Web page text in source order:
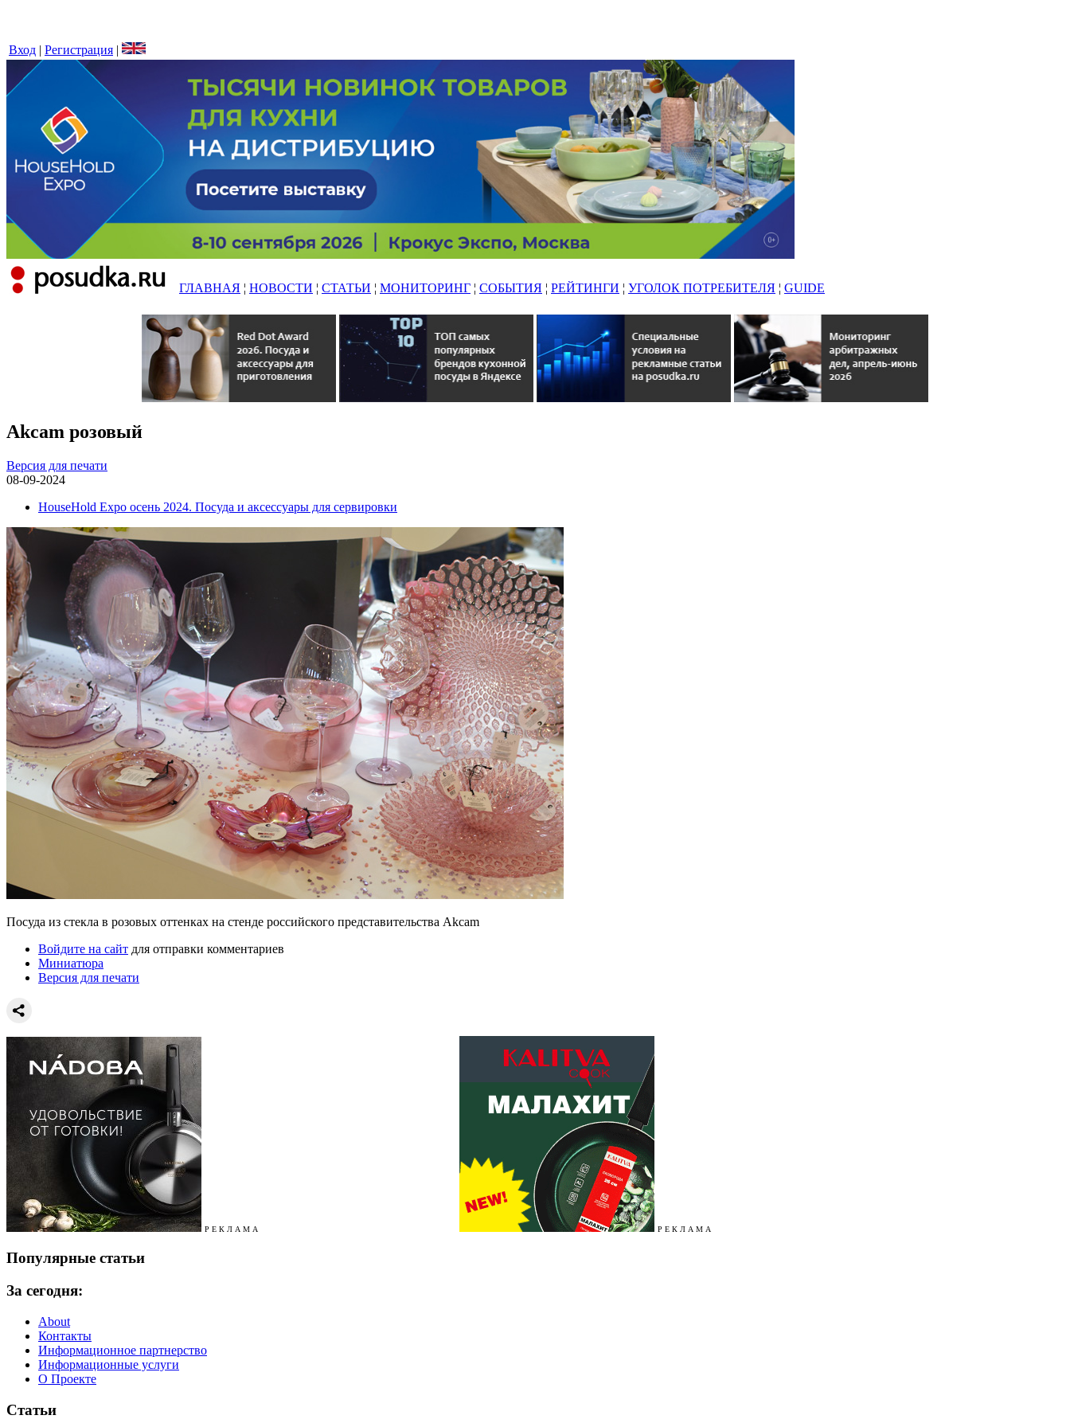
Вход | Регистрация |
ГЛАВНАЯ ¦ НОВОСТИ ¦ СТАТЬИ ¦ МОНИТОРИНГ ¦ СОБЫТИЯ ¦ РЕЙТИНГИ ¦ УГОЛОК ПОТРЕБИТЕЛЯ ¦ GUIDE
Akcam розовый
Версия для печати
08-09-2024
HouseHold Expo осень 2024. Посуда и аксессуары для сервировки
Посуда из стекла в розовых оттенках на стенде российского представительства Akcam
Войдите на сайт для отправки комментариев
Миниатюра
Версия для печати
Р Е К Л А М А Р Е К Л А М А
Популярные статьи
За сегодня:
About
Контакты
Информационное партнерство
Информационные услуги
О Проекте
Статьи